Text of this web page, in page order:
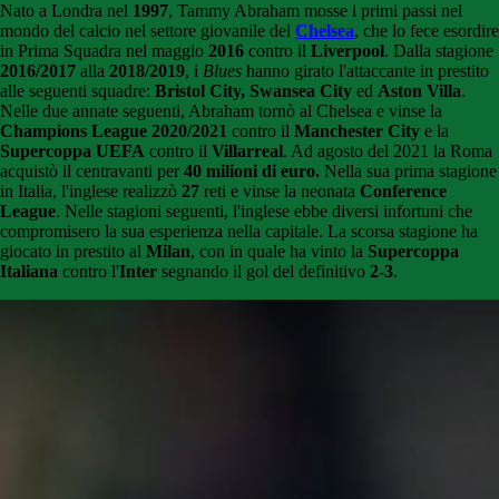
Nato a Londra nel 1997, Tammy Abraham mosse i primi passi nel
mondo del calcio nel settore giovanile del Chelsea, che lo fece esordire
in Prima Squadra nel maggio 2016 contro il Liverpool. Dalla stagione
2016/2017 alla 2018/2019, i Blues hanno girato l'attaccante in prestito
alle seguenti squadre: Bristol City, Swansea City ed Aston Villa.
Nelle due annate seguenti, Abraham tornò al Chelsea e vinse la
Champions League 2020/2021 contro il Manchester City e la
Supercoppa UEFA contro il Villarreal. Ad agosto del 2021 la Roma
acquistò il centravanti per 40 milioni di euro. Nella sua prima stagione
in Italia, l'inglese realizzò 27 reti e vinse la neonata Conference
League. Nelle stagioni seguenti, l'inglese ebbe diversi infortuni che
compromisero la sua esperienza nella capitale. La scorsa stagione ha
giocato in prestito al Milan, con in quale ha vinto la Supercoppa
Italiana contro l'Inter segnando il gol del definitivo 2-3.